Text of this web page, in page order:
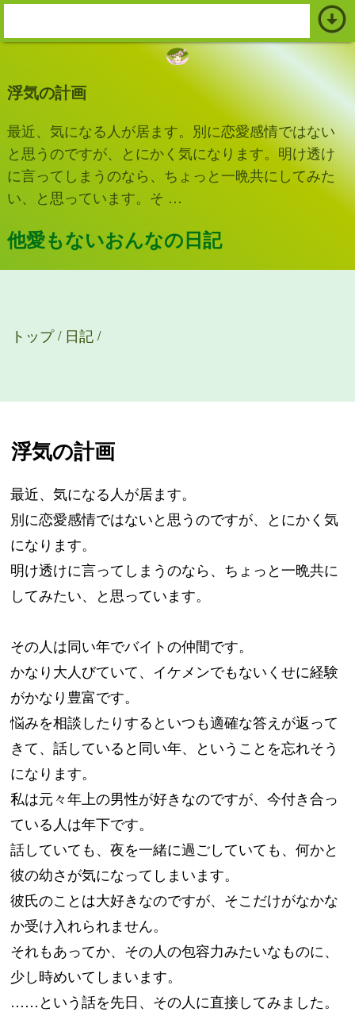
浮気の計画
最近、気になる人が居ます。別に恋愛感情ではない
と思うのですが、とにかく気になります。明け透け
に言ってしまうのなら、ちょっと一晩共にしてみた
い、と思っています。そ …
他愛もないおんなの日記
浮気の計画
最近、気になる人が居ます。
別に恋愛感情ではないと思うのですが、とにかく気
になります。
明け透けに言ってしまうのなら、ちょっと一晩共に
してみたい、と思っています。
その人は同い年でバイトの仲間です。
かなり大人びていて、イケメンでもないくせに経験
がかなり豊富です。
悩みを相談したりするといつも適確な答えが返って
きて、話していると同い年、ということを忘れそう
になります。
私は元々年上の男性が好きなのですが、今付き合っ
ている人は年下です。
話していても、夜を一緒に過ごしていても、何かと
彼の幼さが気になってしまいます。
彼氏のことは大好きなのですが、そこだけがなかな
か受け入れられません。
それもあってか、その人の包容力みたいなものに、
少し時めいてしまいます。
……という話を先日、その人に直接してみました。
e
r
h
arrow_circle_down
トップ / 日記 /